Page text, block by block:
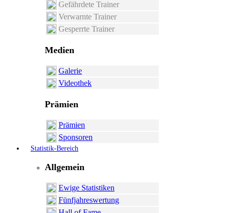
Gefährdete Trainer
Verwarnte Trainer
Gesperrte Trainer
Medien
Galerie
Videothek
Prämien
Prämien
Sponsoren
Statistik-Bereich
Allgemein
Ewige Statistiken
Fünfjahreswertung